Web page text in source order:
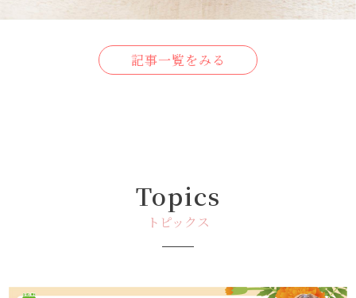
記事一覧をみる
Topics
トピックス